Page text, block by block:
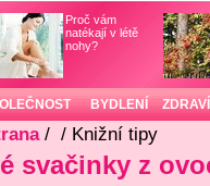
Proč vám
natékají v létě
nohy?
BYDLENÍ ZDRAVÍ
/ / Knižní tipy
svačinky z